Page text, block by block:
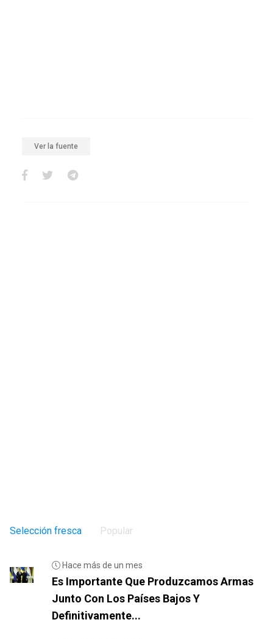
Ver la fuente
Selección fresca Popular
Hace más de un mes
Es Importante Que Produzcamos Armas
Junto Con Los Países Bajos Y
Definitivamente...